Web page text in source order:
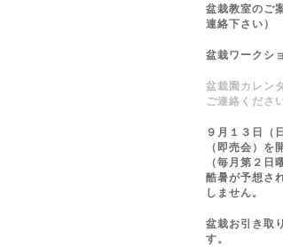
盆栽教室のご
連絡下さい）
盆栽ワークシ
盆栽園カレン
ご連絡くださ
９月１３日（
（即売会）を
（毎月第２日
酷暑が予想さ
しません。
盆栽お引き取
す。